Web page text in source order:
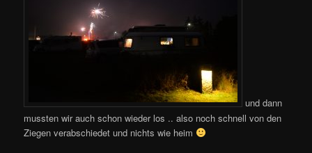
und dann
mussten wir auch schon wieder los .. also noch schnell von den
Ziegen verabschiedet und nichts wie heim